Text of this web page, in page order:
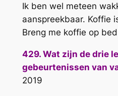
Ik ben wel meteen
aanspreekbaar. Koffie
Breng me koffie op
429. Wat zijn de drie
gebeurtenissen van
2019